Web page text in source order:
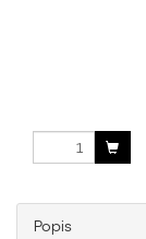
Popis